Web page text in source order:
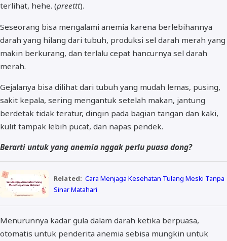
terlihat, hehe. (preettt).
Seseorang bisa mengalami anemia karena berlebihannya
darah yang hilang dari tubuh, produksi sel darah merah yang
makin berkurang, dan terlalu cepat hancurnya sel darah
merah.
Gejalanya bisa dilihat dari tubuh yang mudah lemas, pusing,
sakit kepala, sering mengantuk setelah makan, jantung
berdetak tidak teratur, dingin pada bagian tangan dan kaki,
kulit tampak lebih pucat, dan napas pendek.
Berarti untuk yang anemia nggak perlu puasa dong?
Related: Cara Menjaga Kesehatan Tulang Meski Tanpa
Sinar Matahari
Menurunnya kadar gula dalam darah ketika berpuasa,
otomatis untuk penderita anemia sebisa mungkin untuk